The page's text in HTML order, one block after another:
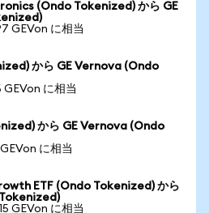
(Ondo Tokenized) から GE
GEVon に相当
から GE Vernova (Ondo
に相当
から GE Vernova (Ondo
に相当
ETF (Ondo Tokenized) から
GEVon に相当